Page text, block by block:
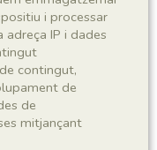
i processar
IP i dades
contingut,
de
de
mitjançant